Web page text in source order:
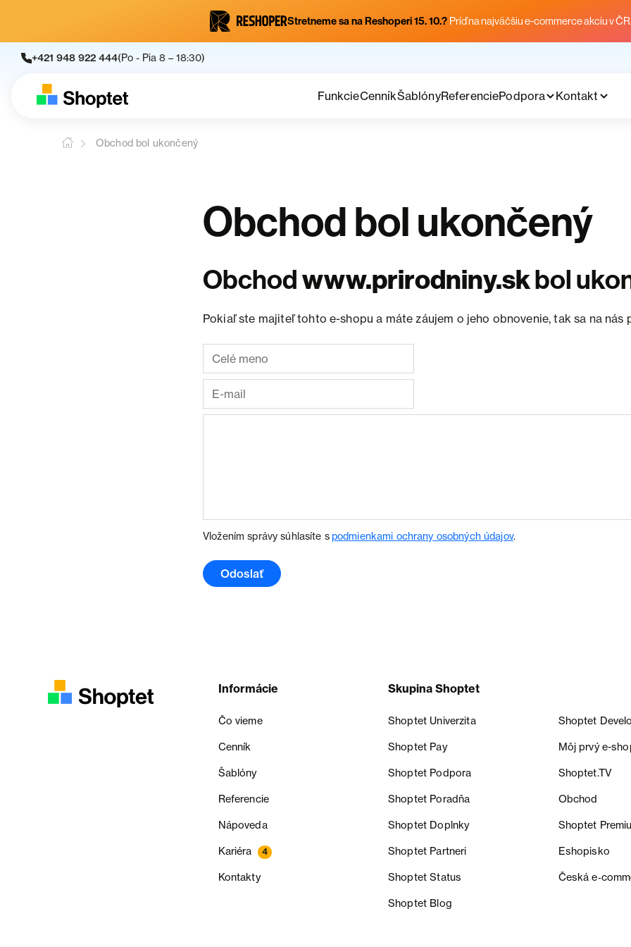
Stretneme sa na Reshoperi 15. 10.? Príď na najväčšiu e-commerce akciu v ČR.
+421 948 922 444(Po - Pia 8 – 18:30)
FunkcieCenníkŠablónyReferenciePodpora Kontakt
Obchod bol ukončený
Obchod bol ukončený
Obchodwww.prirodniny.skbol
Pokiaľ ste majiteľ tohto e-shopu a máte záujem o jeho obnovenie, tak sa na nás
Vložením správy súhlasíte spodmienkami ochrany osobných údajov.
Odoslať
Informácie
Čo vieme
Cenník
Šablóny
Referencie
Nápoveda
Kariéra 4
Kontakty
Skupina Shoptet
Shoptet Univerzita Shoptet
Shoptet Pay Môj prvý e-
Shoptet Podpora Shoptet.TV
Shoptet Poradňa Obchod
Shoptet Doplnky Shoptet
Shoptet Partneri Eshopisko
Shoptet Status Česká
Shoptet Blog